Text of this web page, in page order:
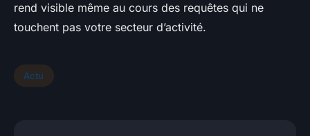
rend visible même au cours des requêtes qui ne
touchent pas votre secteur d’activité.
Actu